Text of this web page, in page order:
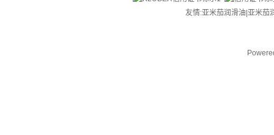
友情:亚米茄润滑油| 亚米茄